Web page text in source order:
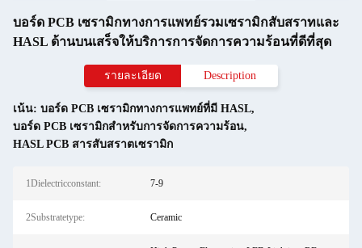
บอร์ด PCB เซรามิกทางการแพทย์รวมเซรามิกสับสราทและ
HASL ด้านบนเสร็จให้บริการการจัดการความร้อนที่ดีที่สุด
รายละเอียด Description
เน้น: บอร์ด PCB เซรามิกทางการแพทย์ที่มี HASL,
บอร์ด PCB เซรามิกสําหรับการจัดการความร้อน,
HASL PCB สารสับสราตเซรามิก
1Dielectricconstant: 7-9
2Substratetype: Ceramic